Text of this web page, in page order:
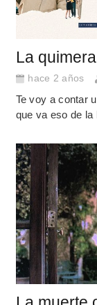
La quimera
hace 2 años
Te voy a contar
que va eso de